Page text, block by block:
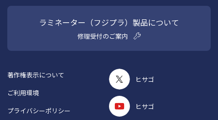
ラミネーター（フジプラ）製品について
修理受付のご案内
ヒサゴ
ヒサゴ
著作権表示について
ご利用環境
プライバシーポリシー